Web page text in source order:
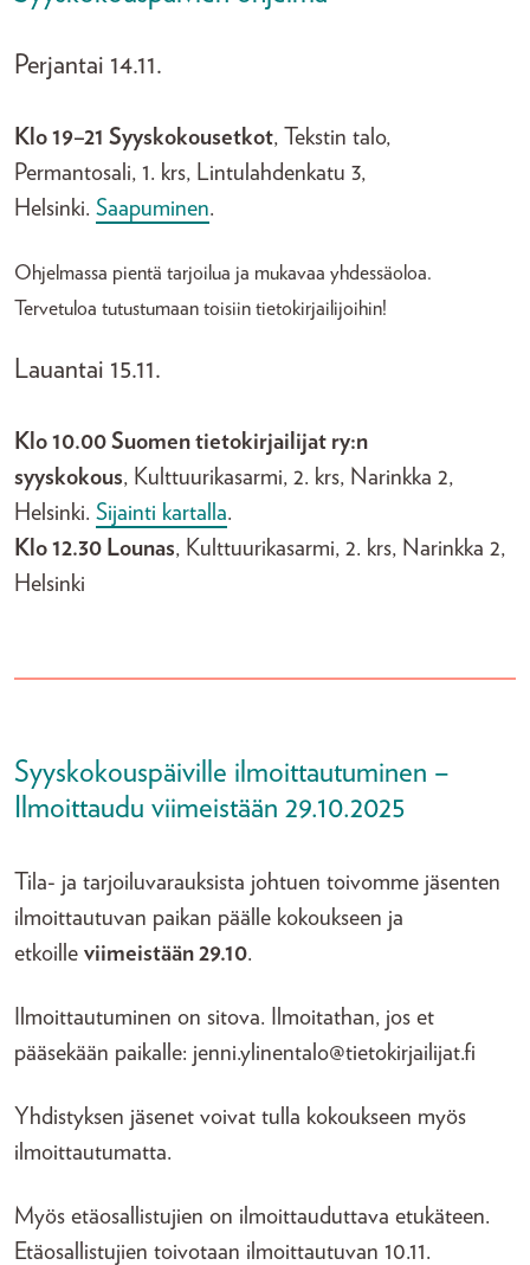
Perjantai 14.11.
Klo 19–21 Syyskokousetkot, Tekstin talo,
Permantosali, 1. krs, Lintulahdenkatu 3,
Helsinki. Saapuminen.
Ohjelmassa pientä tarjoilua ja mukavaa yhdessäoloa.
Tervetuloa tutustumaan toisiin tietokirjailijoihin!
Lauantai 15.11.
Klo 10.00 Suomen tietokirjailijat ry:n
syyskokous, Kulttuurikasarmi, 2. krs, Narinkka 2,
Helsinki. Sijainti kartalla.
Klo 12.30 Lounas, Kulttuurikasarmi, 2. krs, Narinkka 2,
Helsinki
Syyskokouspäiville ilmoittautuminen –
Ilmoittaudu viimeistään 29.10.2025
Tila- ja tarjoiluvarauksista johtuen toivomme jäsenten
ilmoittautuvan paikan päälle kokoukseen ja
etkoille viimeistään 29.10.
Ilmoittautuminen on sitova. Ilmoitathan, jos et
pääsekään paikalle: jenni.ylinentalo@tietokirjailijat.fi
Yhdistyksen jäsenet voivat tulla kokoukseen myös
ilmoittautumatta.
Myös etäosallistujien on ilmoittauduttava etukäteen.
Etäosallistujien toivotaan ilmoittautuvan 10.11.